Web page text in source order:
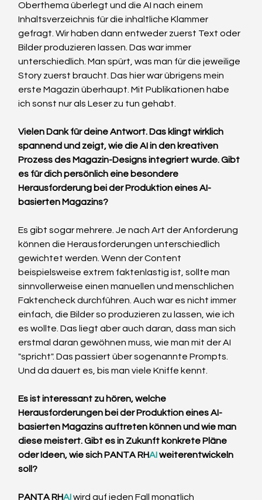
Oberthema überlegt und die AI nach einem
Inhaltsverzeichnis für die inhaltliche Klammer
gefragt. Wir haben dann entweder zuerst Text oder
Bilder produzieren lassen. Das war immer
unterschiedlich. Man spürt, was man für die jeweilige
Story zuerst braucht. Das hier war übrigens mein
erste Magazin überhaupt. Mit Publikationen habe
ich sonst nur als Leser zu tun gehabt.
Vielen Dank für deine Antwort. Das klingt wirklich
spannend und zeigt, wie die AI in den kreativen
Prozess des Magazin-Designs integriert wurde. Gibt
es für dich persönlich eine besondere
Herausforderung bei der Produktion eines AI-
basierten Magazins?
Es gibt sogar mehrere. Je nach Art der Anforderung
können die Herausforderungen unterschiedlich
gewichtet werden. Wenn der Content
beispielsweise extrem faktenlastig ist, sollte man
sinnvollerweise einen manuellen und menschlichen
Faktencheck durchführen. Auch war es nicht immer
einfach, die Bilder so produzieren zu lassen, wie ich
es wollte. Das liegt aber auch daran, dass man sich
erstmal daran gewöhnen muss, wie man mit der AI
"spricht". Das passiert über sogenannte Prompts.
Und da dauert es, bis man viele Kniffe kennt.
Es ist interessant zu hören, welche
Herausforderungen bei der Produktion eines AI-
basierten Magazins auftreten können und wie man
diese meistert. Gibt es in Zukunft konkrete Pläne
oder Ideen, wie sich PANTA RHAI weiterentwickeln
soll?
PANTA RHAI wird auf jeden Fall monatlich